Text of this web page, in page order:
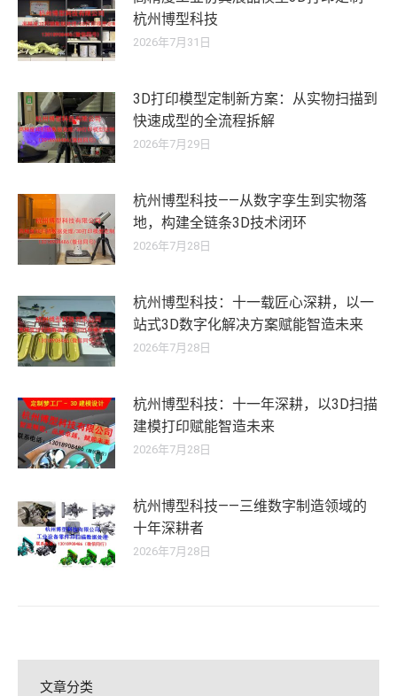
杭州博型科技
2026年7月31日
3D打印模型定制新方案：从实物扫描到
快速成型的全流程拆解
2026年7月29日
杭州博型科技——从数字孪生到实物落
地，构建全链条3D技术闭环
2026年7月28日
杭州博型科技：十一载匠心深耕，以一
站式3D数字化解决方案赋能智造未来
2026年7月28日
杭州博型科技：十一年深耕，以3D扫描
建模打印赋能智造未来
2026年7月28日
杭州博型科技——三维数字制造领域的
十年深耕者
2026年7月28日
文章分类